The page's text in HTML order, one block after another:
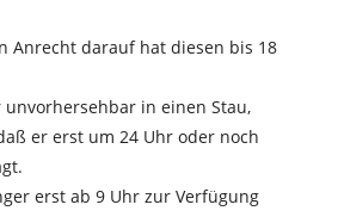
Anrecht darauf hat diesen bis 18
in einen Stau,
er erst um 24 Uhr oder noch
erst ab 9 Uhr zur Verfügung